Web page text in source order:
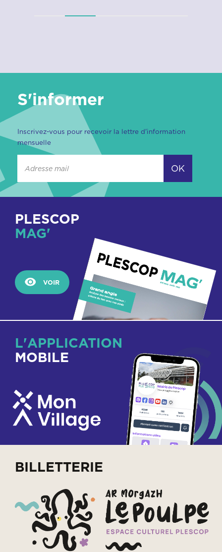
S'informer
Inscrivez-vous pour recevoir la lettre d'information
mensuelle
OK
PLESCOP
MAG'
VOIR
L'APPLICATION
MOBILE
BILLETTERIE